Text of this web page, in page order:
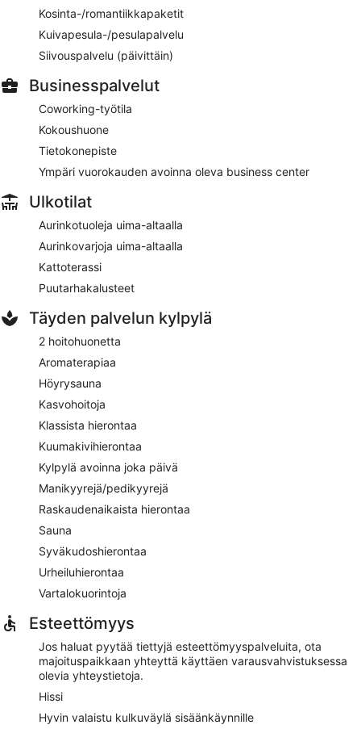
Kosinta-/romantiikkapaketit
Kuivapesula-/pesulapalvelu
Siivouspalvelu (päivittäin)
Businesspalvelut
Coworking-työtila
Kokoushuone
Tietokonepiste
Ympäri vuorokauden avoinna oleva business center
Ulkotilat
Aurinkotuoleja uima-altaalla
Aurinkovarjoja uima-altaalla
Kattoterassi
Puutarhakalusteet
Täyden palvelun kylpylä
2 hoitohuonetta
Aromaterapiaa
Höyrysauna
Kasvohoitoja
Klassista hierontaa
Kuumakivihierontaa
Kylpylä avoinna joka päivä
Manikyyrejä/pedikyyrejä
Raskaudenaikaista hierontaa
Sauna
Syväkudoshierontaa
Urheiluhierontaa
Vartalokuorintoja
Esteettömyys
Jos haluat pyytää tiettyjä esteettömyyspalveluita, ota
majoituspaikkaan yhteyttä käyttäen varausvahvistuksessa
olevia yhteystietoja.
Hissi
Hyvin valaistu kulkuväylä sisäänkäynnille